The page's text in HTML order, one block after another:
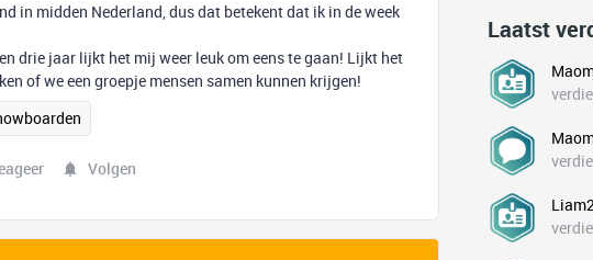
in midden Nederland, dus dat betekent dat ik in de week
drie jaar lijkt het mij weer leuk om eens te gaan! Lijkt het
of we een groepje mensen samen kunnen krijgen!
Volgen
Laatst